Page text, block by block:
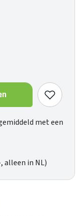
met een
alleen in NL)